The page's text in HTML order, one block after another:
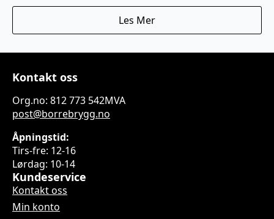
Les Mer
Kontakt oss
Org.no: 812 773 542MVA
post@borrebrygg.no
Åpningstid:
Tirs-fre: 12-16
Lørdag: 10-14
Kundeservice
Kontakt oss
Min konto